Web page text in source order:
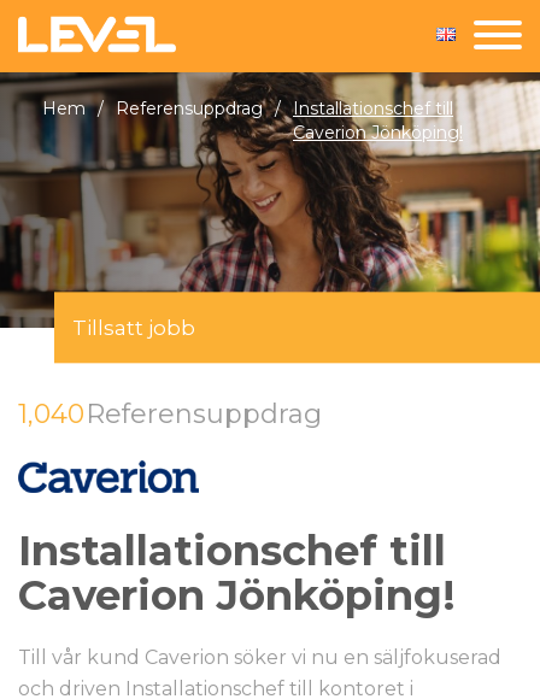
Hem / Referensuppdrag / Installationschef till
Caverion Jönköping!
Tillsatt jobb
1,040Referensuppdrag
Installationschef till
Caverion Jönköping!
Till vår kund Caverion söker vi nu en säljfokuserad
och driven Installationschef till kontoret i